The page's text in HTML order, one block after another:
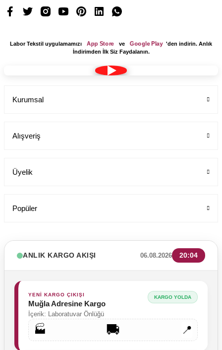
Labor Tekstil uygulamamızı App Store ve Google Play 'den indirin. Anlık
İndirimden İlk Siz Faydalanın.
Kurumsal
Alışveriş
Üyelik
Popüler
ANLIK KARGO AKIŞI 06.08.2026 20:04
YENİ KARGO ÇIKIŞI
Muğla Adresine Kargo
İçerik: Laboratuvar Önlüğü
KARGO YOLDA
🏭 🚚 📍